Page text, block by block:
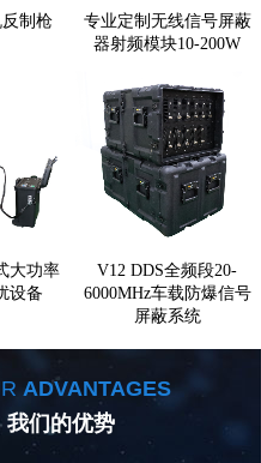
制枪
专业定制无线信号屏蔽
器射频模块10-200W
大功率
设备
V12 DDS全频段20-
6000MHz车载防爆信号
屏蔽系统
我们的优势
ADVANTAGES